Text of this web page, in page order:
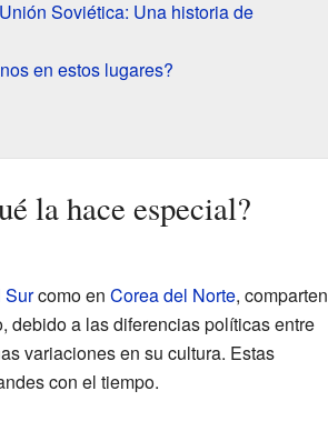
Soviética: Una historia de
en estos lugares?
la hace especial?
Surcomo en Corea del Norte, comparten
debido a las diferencias políticas entre
variaciones en su cultura. Estas
con el tiempo.